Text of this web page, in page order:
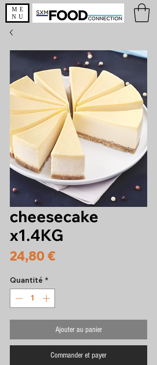
ME
NU
cheesecake
x1.4KG
24,80 €
Quantité *
Ajouter au panier
Commander et payer